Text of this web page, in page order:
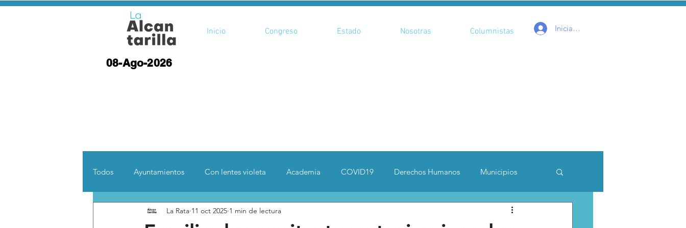
Inicio Congreso Estado Nosotras Columnistas Iniciar sesión
08-Ago-2026
Todos Ayuntamientos Con lentes violeta Academia COVID19 Derechos Humanos Municipios
Desde otras coordenadas Especiales
La Rata 11 oct 2025 1 min de lectura